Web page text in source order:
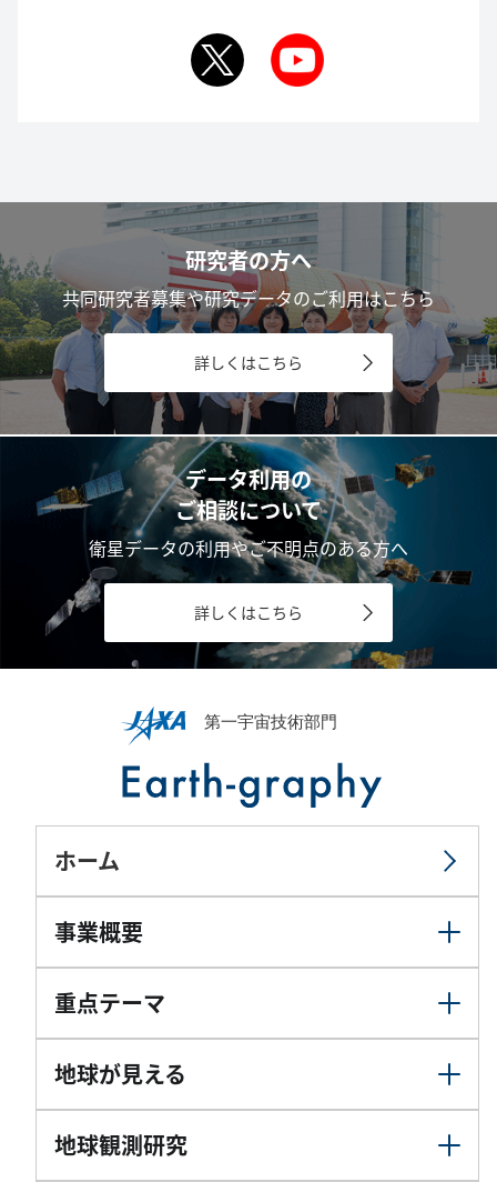
研究者の方へ
共同研究者募集や研究データのご利用はこちら
詳しくはこちら
データ利用の
ご相談について
衛星データの利用やご不明点のある方へ
詳しくはこちら
ホーム
事業概要
重点テーマ
地球が見える
地球観測研究